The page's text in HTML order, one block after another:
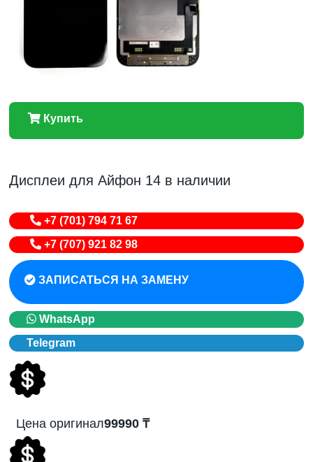
Купить
Дисплеи для Айфон 14 в наличии
+7 (701) 794 71 67
+7 (707) 921 82 98
ЗАПИСАТЬСЯ НА ЗАМЕНУ
WhatsApp
Telegram
Цена оригинал99990 ₸